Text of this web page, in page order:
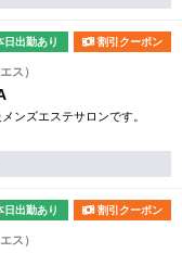
あり
ー室完備
あり
タッフのみ
ピスト
日出勤あり 割引クーポン
ス）
ンズエステサロンです。
日出勤あり 割引クーポン
ス）